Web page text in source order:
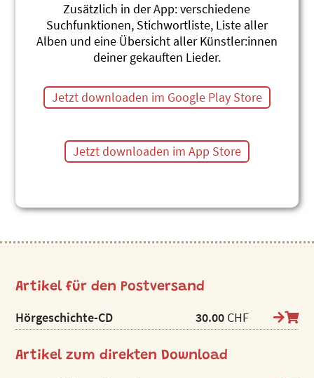
Schlaui und Klaui Vol 2
No furchtbar schöneri Räubergschichte
«Geld her oder Leben!» – und schon gehts schief.
aus der Räuberhöhle am Rande der Stadt. Prädikat:
Sehr sehr lustig und wenig lehrreich!
Artikel für den Postversand
Hörgeschichte-CD 30.00 CHF
Artikel zum direkten Download
Zusätzlich in der App: verschiedene
Suchfunktionen, Stichwortliste, Liste aller
Alben und eine Übersicht aller Künstler:innen
deiner gekauften Lieder.
Jetzt downloaden im Google Play Store
Jetzt downloaden im App Store